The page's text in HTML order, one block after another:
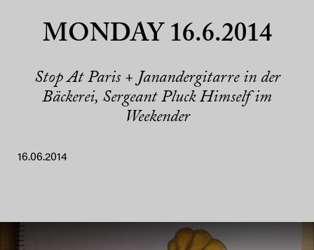
MONDAY 16.6.2014
Stop At Paris + Janandergitarre in der
Bäckerei, Sergeant Pluck Himself im
Weekender
16.06.2014